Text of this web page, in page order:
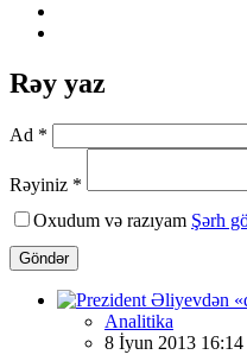
Rəy yaz
Ad *
Rəyiniz *
Oxudum və razıyam Şərh
Göndər
Analitika
8 İyun 2013 16:14